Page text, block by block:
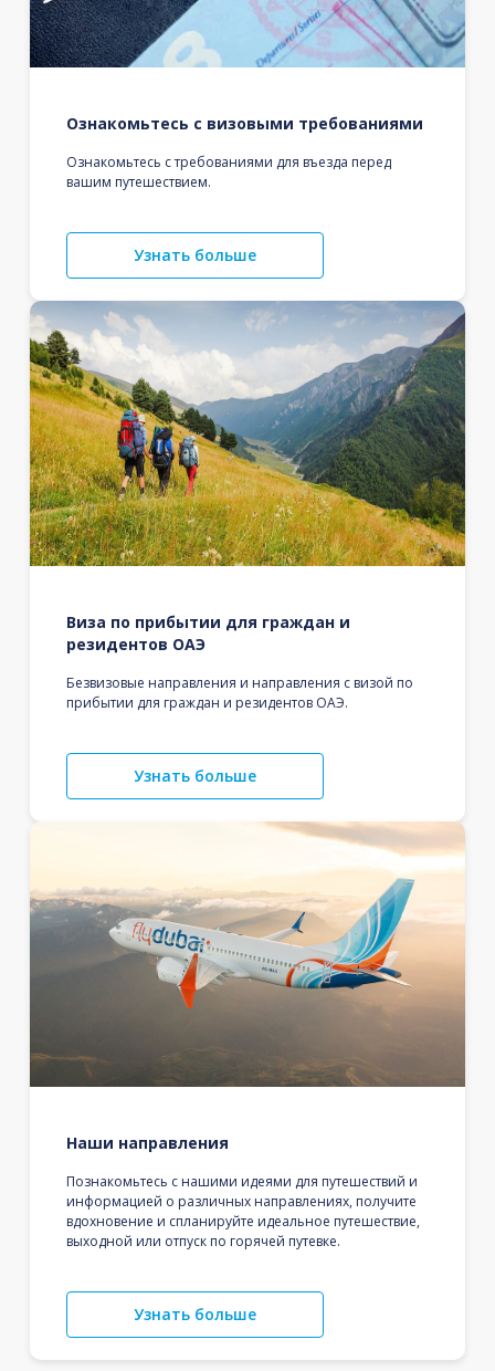
Ознакомьтесь с визовыми требованиями
Ознакомьтесь с требованиями для въезда перед
вашим путешествием.
Узнать больше
Виза по прибытии для граждан и
резидентов ОАЭ
Безвизовые направления и направления с визой по
прибытии для граждан и резидентов ОАЭ.
Узнать больше
Наши направления
Познакомьтесь с нашими идеями для путешествий и
информацией о различных направлениях, получите
вдохновение и спланируйте идеальное путешествие,
выходной или отпуск по горячей путевке.
Узнать больше